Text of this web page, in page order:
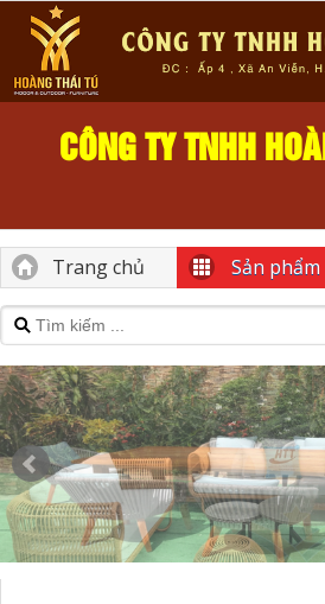
CÔNG TY TNHH
Trang chủ Sản phẩm